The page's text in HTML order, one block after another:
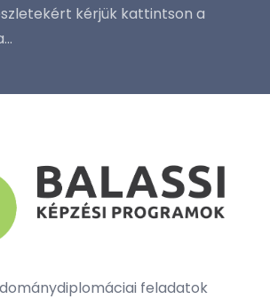
kérjük kattintson a
feladatok